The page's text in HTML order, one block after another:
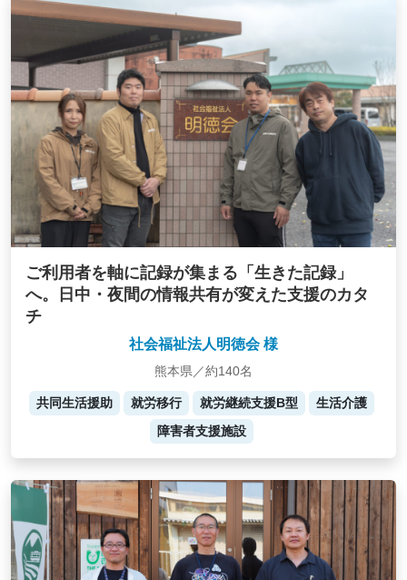
ご利用者を軸に記録が集まる「生きた記録」
へ。日中・夜間の情報共有が変えた支援のカタ
チ
社会福祉法人明徳会 様
熊本県／約140名
共同生活援助 就労移行 就労継続支援B型
生活介護
障害者支援施設